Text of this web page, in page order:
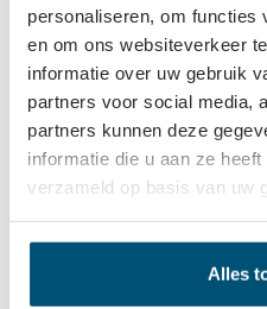
personaliseren, om functies
en om ons websiteverkeer
informatie over uw gebruik
partners voor social media,
partners kunnen deze
informatie die u aan ze
verzameld op basis van uw
Alles
10 mm 12 mm 14 mm
24 mm